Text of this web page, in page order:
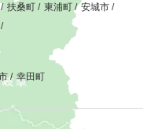
/ 扶桑町 / 東浦町 / 安城市 /
/
/ 幸田町